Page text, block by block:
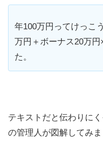
年100万円ってけっこ
万円＋ボーナス20万
た。
テキストだと伝わりに
の管理人が図解してみま